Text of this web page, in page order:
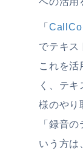
「
でテキス
これを活
く、テ
様のやり
「録音
いう方は